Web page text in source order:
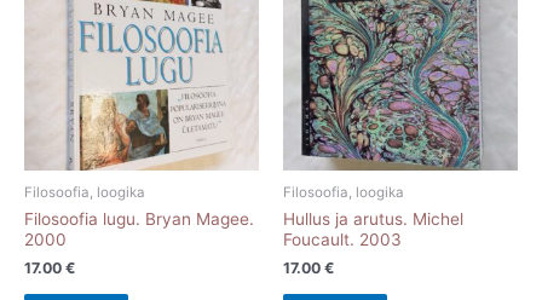
Filosoofia, loogika
Filosoofia lugu. Bryan Magee.
2000
17.00 €
Filosoofia, loogika
Hullus ja arutus. Michel
Foucault. 2003
17.00 €